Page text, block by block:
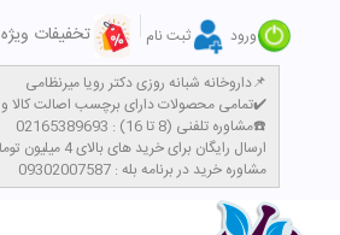
ورود ثبت نام تخفیفات ویژه
داروخانه شبانه روزی دکتر رویا میرنظامی📌
تمامی محصولات دارای برچسب اصالت کالا و سیب سلامت میباشند✔️
مشاوره تلفنی (8 تا 16) : 02165389693☎️
​ارسال رایگان برای خرید های بالای 4 میلیون تومان با پست پیشتاز
مشاوره خرید در برنامه بله : 09302007587